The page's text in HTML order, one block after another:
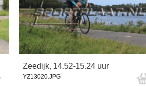
Zeedijk, 14.52-15.24 uur
YZ13020.JPG